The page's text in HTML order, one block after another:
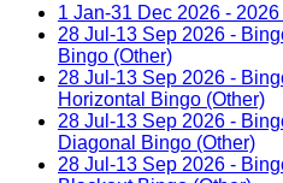
1 Jan-31 Dec 2026 -
28 Jul-13 Sep 2026 -
Bingo (Other)
28 Jul-13 Sep 2026 -
Horizontal Bingo (Other)
28 Jul-13 Sep 2026 -
Diagonal Bingo (Other)
28 Jul-13 Sep 2026 -